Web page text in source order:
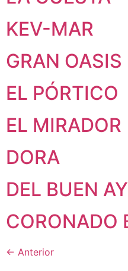
KEV-MAR
GRAN OASIS
EL PÓRTICO
EL MIRADOR
DORA
DEL BUEN
CORONADO
← Anterior